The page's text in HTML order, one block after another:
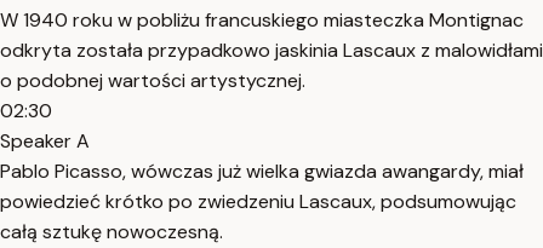
W 1940 roku w pobliżu francuskiego miasteczka Montignac
odkryta została przypadkowo jaskinia Lascaux z malowidłami
o podobnej wartości artystycznej.
02:30
Speaker A
Pablo Picasso, wówczas już wielka gwiazda awangardy, miał
powiedzieć krótko po zwiedzeniu Lascaux, podsumowując
całą sztukę nowoczesną.